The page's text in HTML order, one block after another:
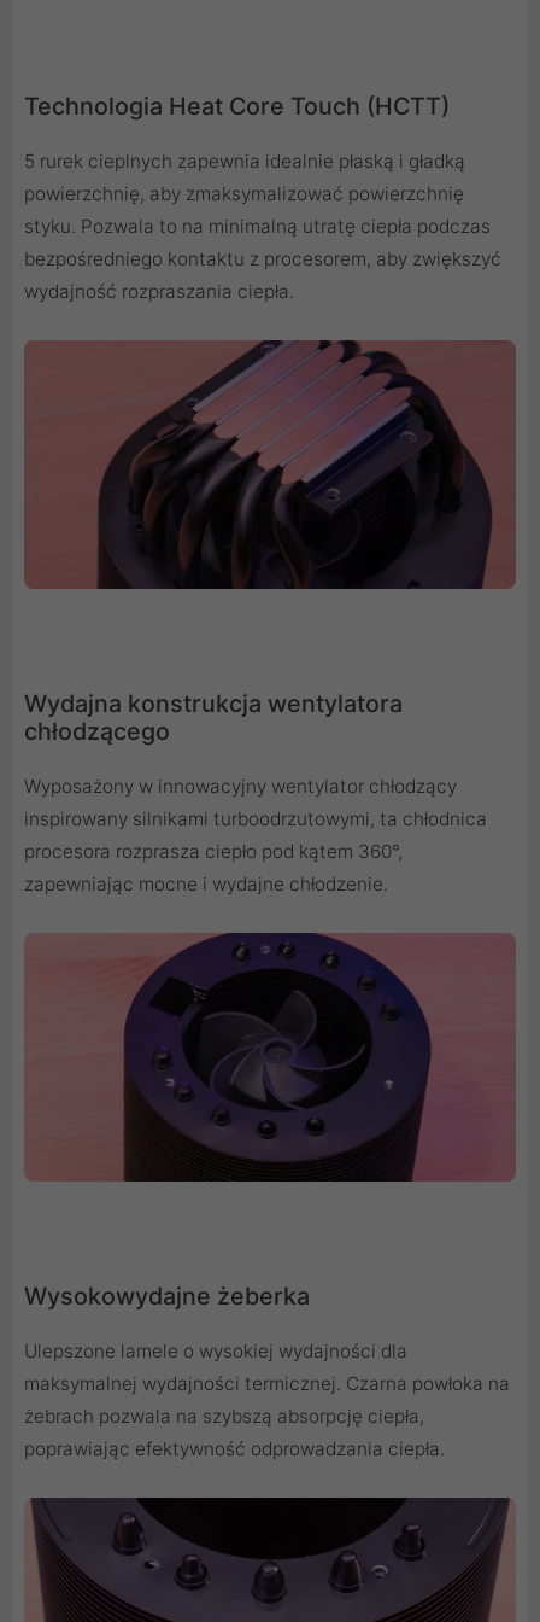
Technologia Heat Core Touch (HCTT)
5 rurek cieplnych zapewnia idealnie płaską i gładką
powierzchnię, aby zmaksymalizować powierzchnię
styku. Pozwala to na minimalną utratę ciepła podczas
bezpośredniego kontaktu z procesorem, aby zwiększyć
wydajność rozpraszania ciepła.
Wydajna konstrukcja wentylatora
chłodzącego
Wyposażony w innowacyjny wentylator chłodzący
inspirowany silnikami turboodrzutowymi, ta chłodnica
procesora rozprasza ciepło pod kątem 360°,
zapewniając mocne i wydajne chłodzenie.
Wysokowydajne żeberka
Ulepszone lamele o wysokiej wydajności dla
maksymalnej wydajności termicznej. Czarna powłoka na
żebrach pozwala na szybszą absorpcję ciepła,
poprawiając efektywność odprowadzania ciepła.